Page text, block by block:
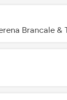
Brancale &